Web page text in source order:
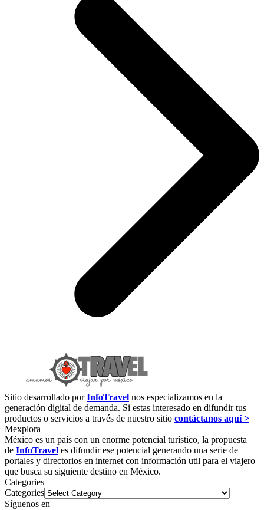
Sitio desarrollado porInfoTravel nos especializamos en la
generación digital de demanda. Si estas interesado en difundir tus
productos o servicios a través de nuestro sitio contáctanos aquí >
Mexplora
México es un país con un enorme potencial turístico, la propuesta
de InfoTravel es difundir ese potencial generando una serie de
portales y directorios en internet con información util para el viajero
que busca su siguiente destino en México.
Categories
Categories
Síguenos en